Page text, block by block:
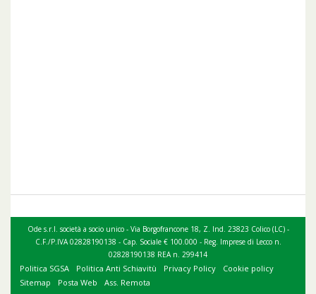
Ode s.r.l. società a socio unico - Via Borgofrancone 18, Z. Ind. 23823 Colico (LC) -
C.F./P.IVA 02828190138 - Cap. Sociale € 100.000 - Reg. Imprese di Lecco n.
02828190138 REA n. 299414
Politica SGSA Politica Anti Schiavitù Privacy Policy
Cookie policy
Sitemap
Posta Web Ass. Remota